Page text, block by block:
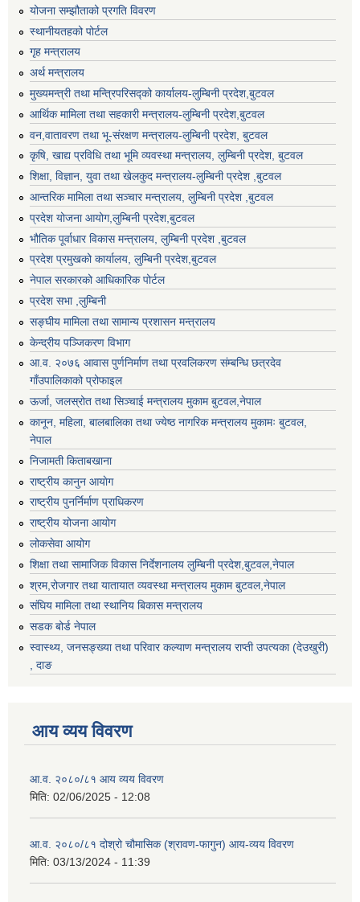
योजना सम्झौताको प्रगति विवरण
स्थानीयतहको पोर्टल
गृह मन्त्रालय
अर्थ मन्त्रालय
मुख्यमन्त्री तथा मन्त्रिपरिसद्को कार्यालय-लुम्बिनी प्रदेश,बुटवल
आर्थिक मामिला तथा सहकारी मन्त्रालय-लुम्बिनी प्रदेश,बुटवल
वन,वातावरण तथा भू-संरक्षण मन्त्रालय-लुम्बिनी प्रदेश, बुटवल
कृषि, खाद्य प्रविधि तथा भूमि व्यवस्था मन्त्रालय, लुम्बिनी प्रदेश, बुटवल
शिक्षा, विज्ञान, युवा तथा खेलकुद मन्‍‍त्रालय-लुम्बिनी प्रदेश ,बुटवल
आन्तरिक मामिला तथा सञ्चार मन्त्रालय, लुम्बिनी प्रदेश ,बुटवल
प्रदेश योजना आयोग,लुम्बिनी प्रदेश,बुटवल
भौतिक पूर्वाधार विकास मन्त्रालय, लुम्बिनी प्रदेश ,बुटवल
प्रदेश प्रमुखको कार्यालय, लुम्बिनी प्रदेश,बुटवल
नेपाल सरकारको आधिकारिक पोर्टल
प्रदेश सभा ,लुम्बिनी
सङ्घीय मामिला तथा सामान्य प्रशासन मन्त्रालय
केन्द्रीय पञ्जिकरण विभाग
आ.व. २०७६ आवास पुर्णनिर्माण तथा प्रवलिकरण संम्बन्धि छत्रदेव
गाँउपालिकाको प्रोफाइल
ऊर्जा, जलस्रोत तथा सिञ्चाई मन्त्रालय मुकाम बुटवल,नेपाल
कानून, महिला, बालबालिका तथा ज्येष्ठ नागरिक मन्त्रालय मुकामः बुटवल,
नेपाल
निजामती किताबखाना
राष्ट्रीय कानुन आयाेग
राष्ट्रीय पुनर्निर्माण प्राधिकरण
राष्ट्रीय योजना आयोग
लोकसेवा आयोग
शिक्षा तथा सामाजिक विकास निर्देशनालय लुम्बिनी प्रदेश,बुटवल,नेपाल
श्रम,रोजगार तथा यातायात व्यवस्था मन्त्रालय मुकाम बुटवल,नेपाल
संघिय मामिला तथा स्थानिय बिकास मन्त्रालय
सडक बोर्ड नेपाल
स्वास्थ्य, जनसङ्ख्या तथा परिवार कल्याण मन्त्रालय राप्ती उपत्यका (देउखुरी)
, दाङ
आय व्यय विवरण
आ.व. २०८०/८१ आय व्यय विवरण
मिति: 02/06/2025 - 12:08
आ.व. २०८०/८१ दोश्रो चौमासिक (श्रावण-फागुन) आय-व्यय विवरण
मिति: 03/13/2024 - 11:39